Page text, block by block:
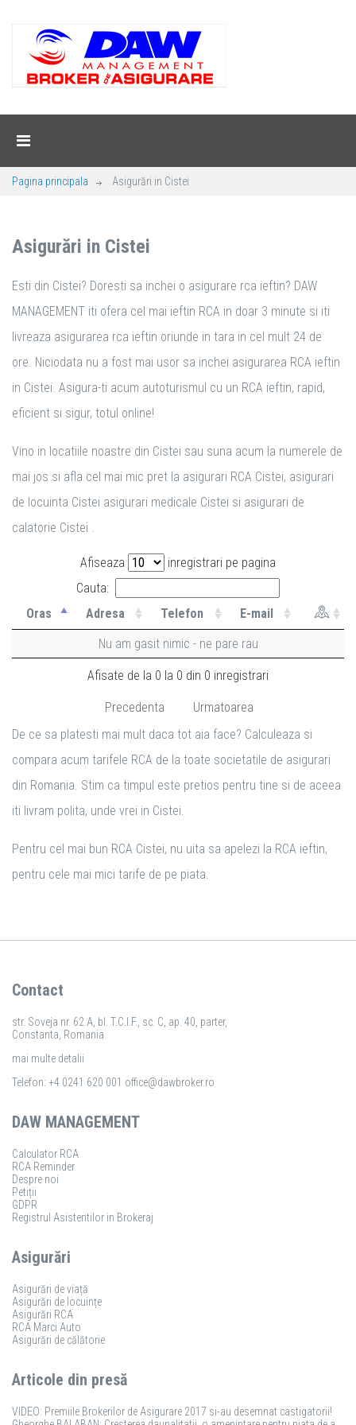
Pagina principala Asigurări in Cistei
Asigurări in Cistei
Esti din Cistei? Doresti sa inchei o asigurare rca ieftin? DAW
MANAGEMENT iti ofera cel mai ieftin RCA in doar 3 minute si iti
livreaza asigurarea rca ieftin oriunde in tara in cel mult 24 de
ore. Niciodata nu a fost mai usor sa inchei asigurarea RCA ieftin
in Cistei. Asigura-ti acum autoturismul cu un RCA ieftin, rapid,
eficient si sigur, totul online!
Vino in locatiile noastre din Cistei sau suna acum la numerele de
mai jos si afla cel mai mic pret la asigurari RCA Cistei, asigurari
de locuinta Cistei asigurari medicale Cistei si asigurari de
calatorie Cistei .
Afiseaza
inregistrari pe pagina
Cauta:
Oras
Adresa Telefon
E-mail
Nu am gasit nimic - ne pare rau
Afisate de la 0 la 0 din 0 inregistrari
Precedenta
Urmatoarea
De ce sa platesti mai mult daca tot aia face? Calculeaza si
compara acum tarifele RCA de la toate societatile de asigurari
din Romania. Stim ca timpul este pretios pentru tine si de aceea
iti livram polita, unde vrei in Cistei.
Pentru cel mai bun RCA Cistei, nu uita sa apelezi la RCA ieftin,
pentru cele mai mici tarife de pe piata.
Contact
str. Soveja nr. 62 A, bl. T.C.I.F., sc. C, ap. 40, parter,
Constanta, Romania
mai multe detalii
Telefon: +4 0241 620 001 office@dawbroker.ro
DAW MANAGEMENT
Calculator RCA
RCA Reminder
Despre noi
Petiții
GDPR
Registrul Asistentilor in Brokeraj
Asigurări
Asigurări de viață
Asigurări de locuințe
Asigurări RCA
RCA Marci Auto
Asigurări de călătorie
Articole din presă
VIDEO: Premiile Brokerilor de Asigurare 2017 si-au desemnat castigatorii!